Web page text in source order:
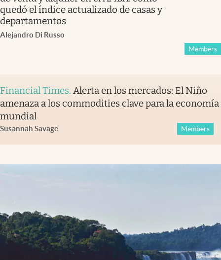
quedó el índice actualizado de casas y
departamentos
Alejandro Di Russo
Members
Financial Times. Alerta en los mercados: El Niño
amenaza a los commodities clave para la economía
mundial
Susannah Savage Members